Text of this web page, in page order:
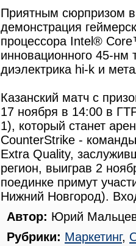
Приятным сюрпризом в
демонстрация
процессора Intel®
инновационного 45-нм
диэлектрика hi-k и
Казанский матч с
17 ноября в 14:00 в
1), который станет
CounterStrike -
Extra Quality,
регион, выиграв 2
поединке примут
Нижний Новгород).
Автор: Юрий
Рубрики: Маркетинг,